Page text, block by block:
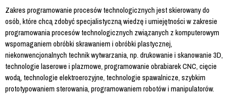
Zakres programowanie procesów technologicznych jest skierowany do
osób, które chcą zdobyć specjalistyczną wiedzę i umiejętności w zakresie
programowania procesów technologicznych związanych z komputerowym
wspomaganiem obróbki skrawaniem i obróbki plastycznej,
niekonwencjonalnych technik wytwarzania, np. drukowanie i skanowanie 3D,
technologie laserowe i plazmowe, programowanie obrabiarek CNC, cięcie
wodą, technologie elektroerozyjne, technologie spawalnicze, szybkim
prototypowaniem sterowania, programowaniem robotów i manipulatorów.